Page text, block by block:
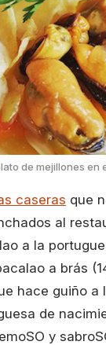
de mejillones en
caseras que
al
a la
a brás
hace guiño a
de
y